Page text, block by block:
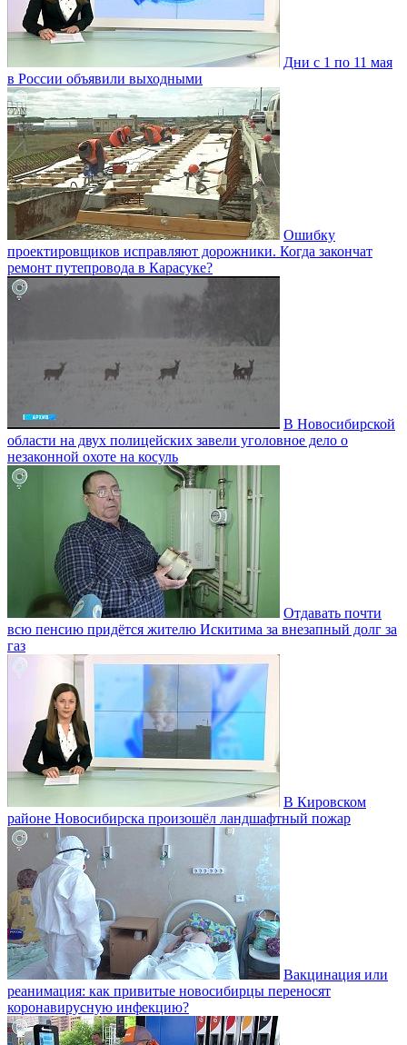
Дни с 1 по 11 мая
в России объявили выходными
Ошибку
проектировщиков исправляют дорожники. Когда закончат
ремонт путепровода в Карасуке?
В Новосибирской
области на двух полицейских завели уголовное дело о
незаконной охоте на косуль
Отдавать почти
всю пенсию придётся жителю Искитима за внезапный долг за
газ
В Кировском
районе Новосибирска произошёл ландшафтный пожар
Вакцинация или
реанимация: как привитые новосибирцы переносят
коронавирусную инфекцию?